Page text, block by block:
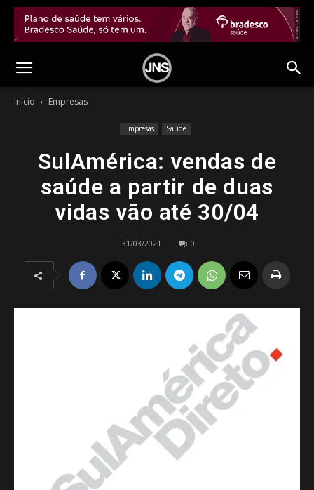
Início Empresas
Empresas Saúde
SulAmérica: vendas de
saúde a partir de duas
vidas vão até 30/04
31/03/2021 0